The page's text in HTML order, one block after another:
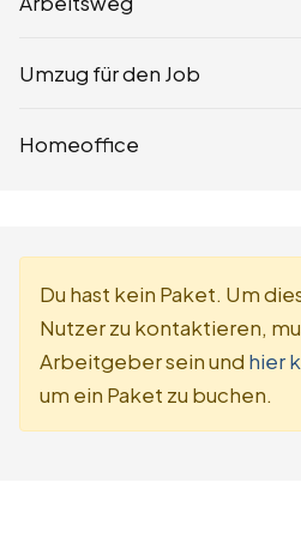
Umzug für den Job
Homeoffice
Du hast kein Paket. Um
Nutzer zu kontaktieren,
Arbeitgeber sein und hier
um ein Paket zu buchen.